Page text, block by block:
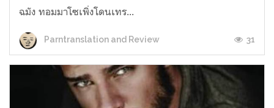
ฉมัง ทอมมาโซเพิ่งโดนเทร...
Parntranslation and Review 31